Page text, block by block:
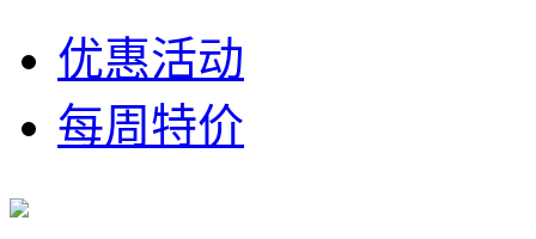
优惠活动
每周特价